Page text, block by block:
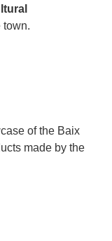
town.
of the Baix
made by the